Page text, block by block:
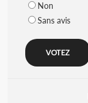
Non
Sans avis